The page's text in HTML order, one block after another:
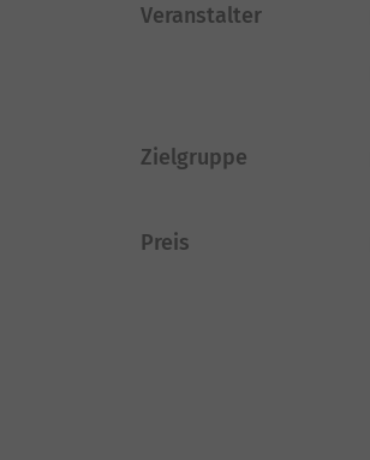
Veranstalter
Zielgruppe
Preis